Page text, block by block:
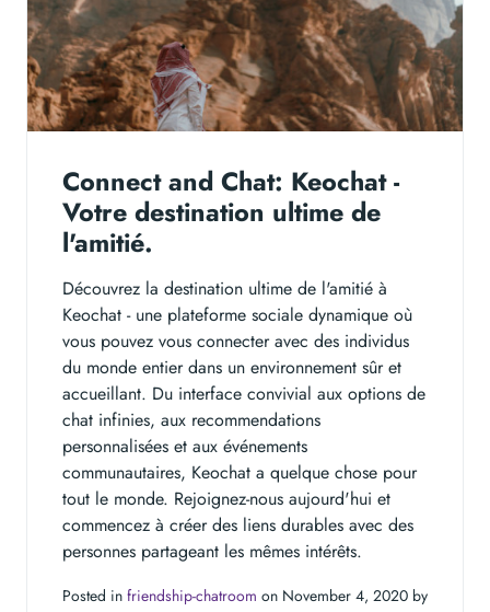
Connect and Chat: Keochat -
Votre destination ultime de
l'amitié.
Découvrez la destination ultime de l'amitié à
Keochat - une plateforme sociale dynamique où
vous pouvez vous connecter avec des individus
du monde entier dans un environnement sûr et
accueillant. Du interface convivial aux options de
chat infinies, aux recommendations
personnalisées et aux événements
communautaires, Keochat a quelque chose pour
tout le monde. Rejoignez-nous aujourd'hui et
commencez à créer des liens durables avec des
personnes partageant les mêmes intérêts.
Posted in friendship-chatroom on November 4, 2020 by